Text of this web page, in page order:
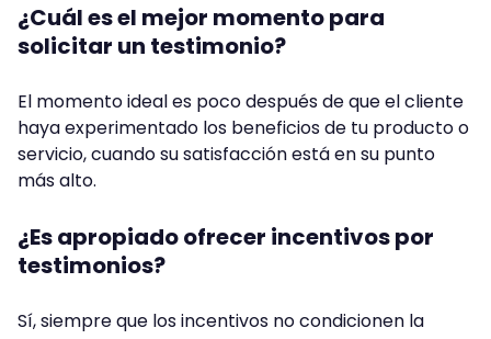
¿Cuál es el mejor momento para
solicitar un testimonio?
El momento ideal es poco después de que el cliente
haya experimentado los beneficios de tu producto o
servicio, cuando su satisfacción está en su punto
más alto.
¿Es apropiado ofrecer incentivos por
testimonios?
Sí, siempre que los incentivos no condicionen la